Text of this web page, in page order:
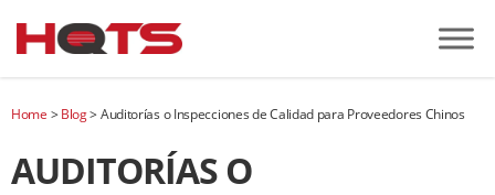
Home >Blog>Auditorías o Inspecciones de Calidad para Proveedores Chinos
AUDITORÍAS O